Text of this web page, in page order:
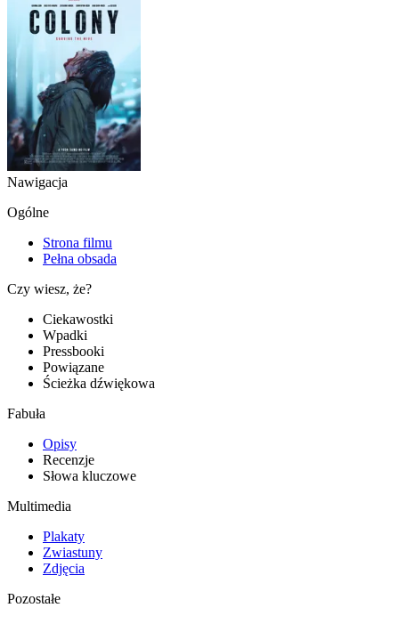
Nawigacja
Ogólne
Strona filmu
Pełna obsada
Czy wiesz, że?
Ciekawostki
Wpadki
Pressbooki
Powiązane
Ścieżka dźwiękowa
Fabuła
Opisy
Recenzje
Słowa kluczowe
Multimedia
Plakaty
Zwiastuny
Zdjęcia
Pozostałe